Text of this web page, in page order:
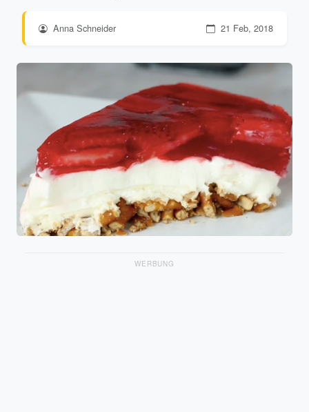
Anna Schneider 21 Feb, 2018
WERBUNG